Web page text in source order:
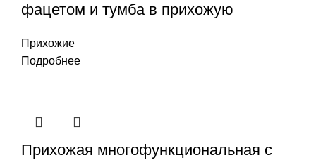
фацетом и тумба в прихожую
Прихожие
Подробнее
Прихожая многофункциональная с